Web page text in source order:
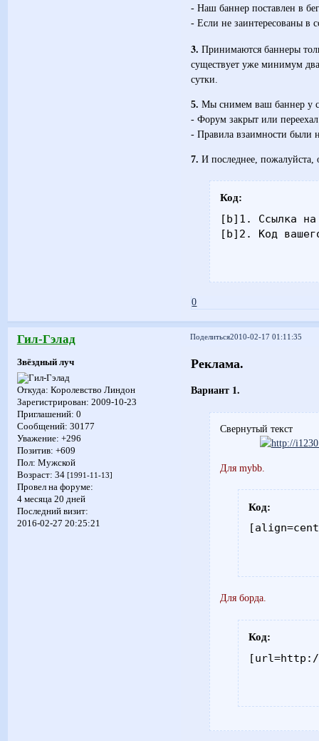
- Наш баннер поставлен в
- Если не заинтересованы в
3. Принимаются баннеры
существует уже минимум
сутки.
5. Мы снимем ваш баннер у
- Форум закрыт или
- Правила взаимности были
7. И последнее, пожалуйста,
Код:
[b]1. Ссылка
[b]2. Код
0
Поделиться2010-02-17 01:11:35
Гил-Гэлад
Звёздный луч
Откуда: Королевство Линдон
Зарегистрирован: 2009-10-23
Приглашений: 0
Сообщений: 30177
Уважение: +296
Позитив: +609
Пол: Мужской
Возраст: 34 [1991-11-13]
Провел на форуме:
4 месяца 20 дней
Последний визит:
2016-02-27 20:25:21
Реклама.
Вариант 1.
Свернутый текст
Для mybb.
Код:
Для борда.
Код:
[url=http://